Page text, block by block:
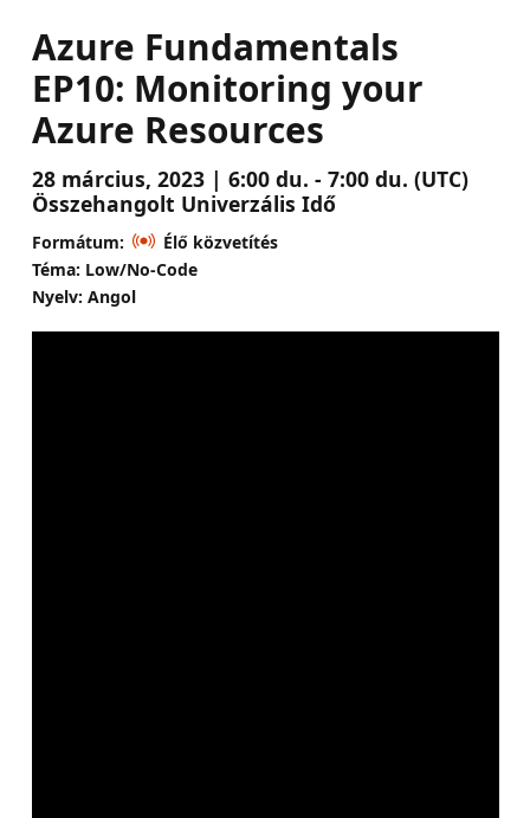
Azure Fundamentals
EP10: Monitoring your
Azure Resources
28 március, 2023 | 6:00 du. - 7:00 du. (UTC)
Összehangolt Univerzális Idő
Formátum:
Élő közvetítés
Téma: Low/No-Code
Nyelv: Angol